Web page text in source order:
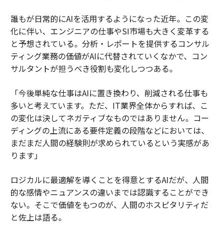
誰もが日常的にAIを活用するようになった近年。この変
化に伴い、エンジニアの仕事やSI市場も大きく変革する
と予想されている。分析・レポートを提供するコンサル
ティング業務の価値がAIに代替されていくなかで、コン
サルタントが担うべき役割も変化しつつある。
「今後単純な仕事はAIに置き換わり、削減される仕事も
多いと考えています。ただ、IT業界全体からすれば、こ
の変化は決してネガティブなものではありません。コー
ディングの上流にある要件定義の段階などにおいては、
まだまだ人間の経験則が求められているという実感があ
ります」
ロジカルに最適解を導くことを得意とするAIだが、人間
的な感情やニュアンスの違いまでは認識することができ
ない。そこで価値をもつのが、人間のホスピタリティだ
と佐上は語る。